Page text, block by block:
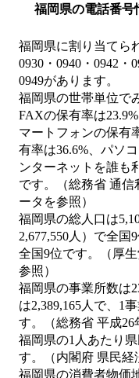
福岡県の電話番号
福岡県に割り当てら
0930・0940・0942・
0949があります。
福岡県の世帯単位で
FAXの保有率は
マートフォンの保有
有率は36.6%、パソ
ンターネットを誰も
です。（総務省 通
ータを参照）
福岡県の総人口は
2,677,550人）で全国
全国9位です。（厚
参照）
福岡県の事業所数は
は2,389,165人で、1
す。（総務省 平成26
福岡県の1人あたり
す。（内閣府 県民経
福岡県の消費者物価